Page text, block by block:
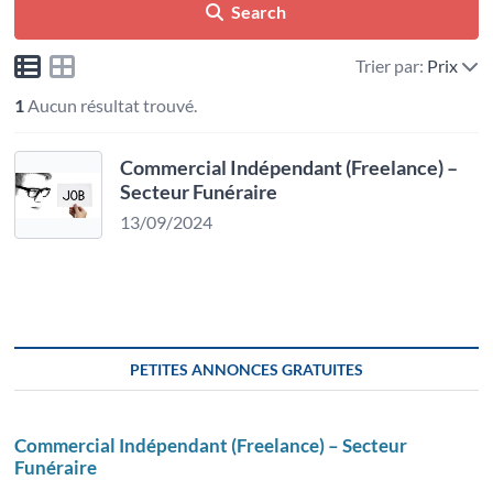
Search
Trier par: Prix
1Aucun résultat trouvé.
Commercial Indépendant (Freelance) –
Secteur Funéraire
13/09/2024
PETITES ANNONCES GRATUITES
Commercial Indépendant (Freelance) – Secteur
Funéraire